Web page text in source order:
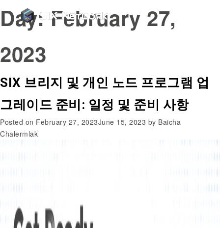
Day:February 27,
2023
SIX 브리지 및 개인 노드 프로그램 업
그레이드 준비: 일정 및 준비 사항
Posted on February 27, 2023June 15, 2023 by Baicha
Chalermlak